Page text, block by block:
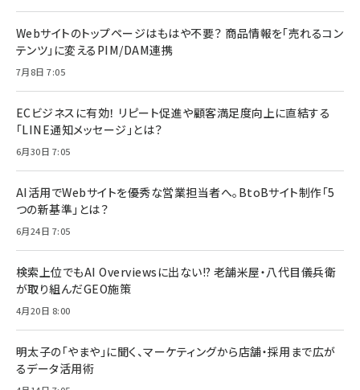
Webサイトのトップページはもはや不要？ 商品情報を「売れるコン
テンツ」に変えるPIM/DAM連携
7月8日 7:05
ECビジネスに有効！ リピート促進や顧客満足度向上に直結する
「LINE通知メッセージ」とは？
6月30日 7:05
AI活用でWebサイトを優秀な営業担当者へ。BtoBサイト制作「5
つの新基準」とは？
6月24日 7:05
検索上位でもAI Overviewsに出ない!? 老舗米屋・八代目儀兵衛
が取り組んだGEO施策
4月20日 8:00
明太子の「やまや」に聞く、マーケティングから店舗・採用まで広が
るデータ活用術